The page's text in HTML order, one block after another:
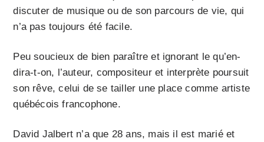
discuter de musique ou de son parcours de vie, qui
n’a pas toujours été facile.
Peu soucieux de bien paraître et ignorant le qu’en-
dira-t-on, l’auteur, compositeur et interprète poursuit
son rêve, celui de se tailler une place comme artiste
québécois francophone.
David Jalbert n’a que 28 ans, mais il est marié et